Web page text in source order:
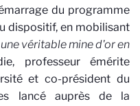
du programme
dispositif, en mobilisant
une véritable mine d'or en
professeur émérite
et co-président du
lancé auprès de la